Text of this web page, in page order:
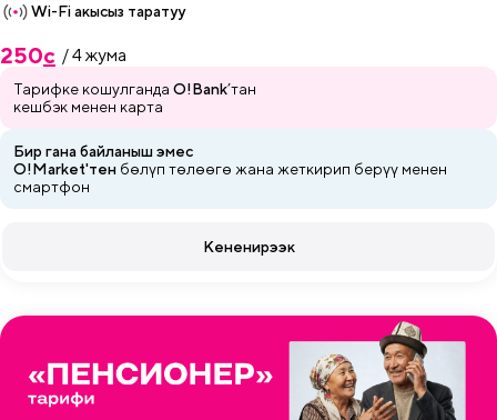
Wi-Fi акысыз таратуу
250c / 4 жума
Тарифке кошулганда O!Bank’тан
кешбэк менен карта
Бир гана байланыш эмес
O!Market'тен бөлүп төлөөгө жана жеткирип берүү менен
смартфон
Кененирээк